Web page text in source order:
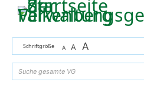
Zum Inhalt,zur Navigationoder
Schriftgröße A A A